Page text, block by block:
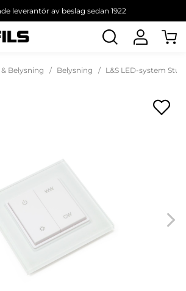
leverantör av beslag sedan 1922
& Belysning Belysning L&S LED-system